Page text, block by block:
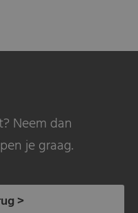
Neem dan
je graag.
>